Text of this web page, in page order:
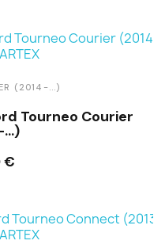
(2014-...)
Tourneo Courier
€